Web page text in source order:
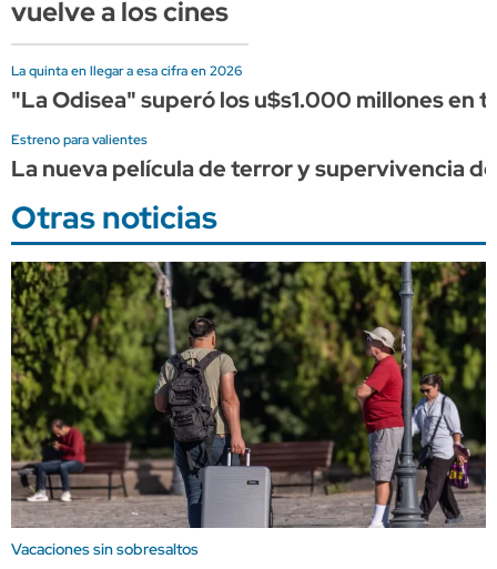
vuelve a los cines
La quinta en llegar a esa cifra en 2026
"La Odisea" superó los u$s1.000 millones en
Estreno para valientes
La nueva película de terror y supervivencia
Otras noticias
Vacaciones sin sobresaltos